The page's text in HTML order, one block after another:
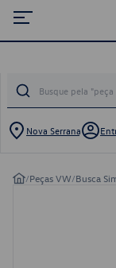
Nova Serrana
/Peças VW/Busca